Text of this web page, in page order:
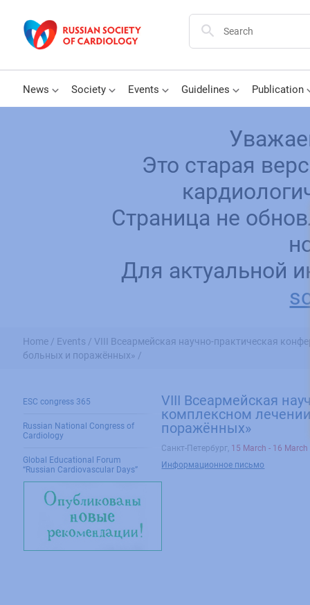
News Society Events Guidelines Publication
Это старая
Страница не
Для актуальной
Home / Events / VIII Всеармейская научно-практическая
больных и поражённых» /
ESC congress 365
Russian National Congress of
Cardiology
Global Educational Forum
“Russian Cardiovascular Days”
VIII Всеармейская
комплексном
поражённых»
Санкт-Петербург, 15 March - 16
Информационное письмо